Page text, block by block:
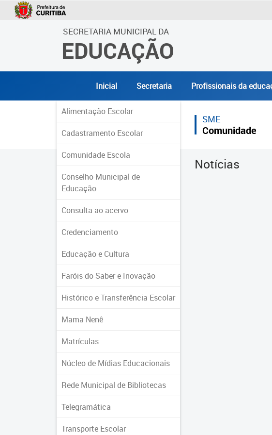
SECRETARIA MUNICIPAL DA
EDUCAÇÃO
Inicial Secretaria Profissionais da
Alimentação Escolar
Cadastramento Escolar
Comunidade Escola
Conselho Municipal de
Educação
Consulta ao acervo
Credenciamento
Educação e Cultura
Faróis do Saber e Inovação
Histórico e Transferência Escolar
Mama Nenê
Matrículas
Núcleo de Mídias Educacionais
Rede Municipal de Bibliotecas
Telegramática
Transporte Escolar
SME
Comunidade
Notícias